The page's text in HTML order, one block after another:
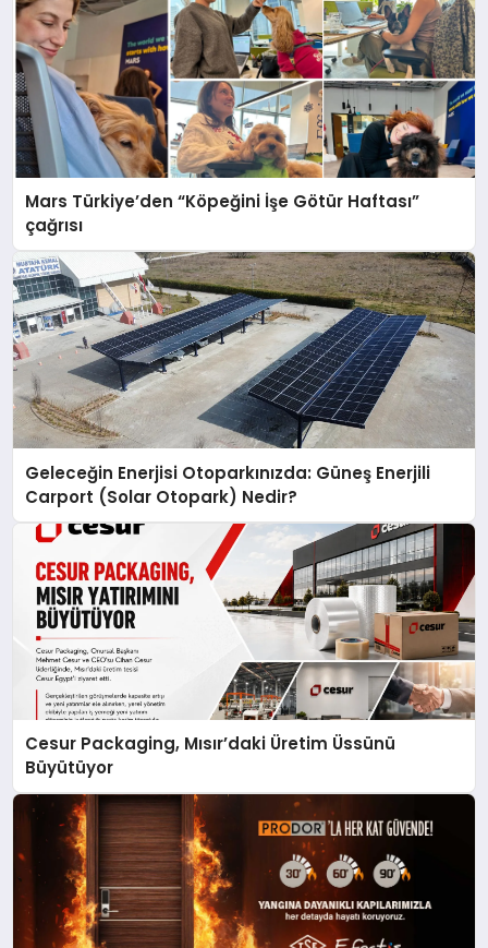
Mars Türkiye’den “Köpeğini İşe Götür Haftası”
çağrısı
Geleceğin Enerjisi Otoparkınızda: Güneş Enerjili
Carport (Solar Otopark) Nedir?
Cesur Packaging, Mısır’daki Üretim Üssünü
Büyütüyor